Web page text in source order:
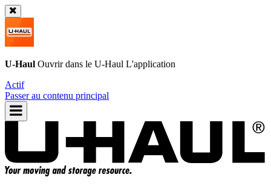
U-Haul Ouvrir dans le U-Haul L'application
Actif
Passer au contenu principal